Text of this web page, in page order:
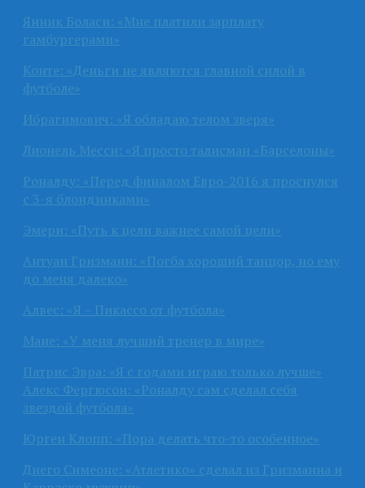
Янник Боласи: «Мне платили зарплату
гамбургерами»
Конте: «Деньги не являются главной силой в
футболе»
Ибрагимович: «Я обладаю телом зверя»
Лионель Месси: «Я просто талисман «Барселоны»
Роналду: «Перед финалом Евро-2016 я проснулся
с 3-я блондинками»
Эмери: «Путь к цели важнее самой цели»
Антуан Гризманн: «Погба хороший танцор, но ему
до меня далеко»
Алвес: «Я – Пикассо от футбола»
Мане: «У меня лучший тренер в мире»
Патрис Эвра: «Я с годами играю только лучше»
Алекс Фергюсон: «Роналду сам сделал себя
звездой футбола»
Юрген Клопп: «Пора делать что-то особенное»
Диего Симеоне: «Атлетико» сделал из Гризманна и